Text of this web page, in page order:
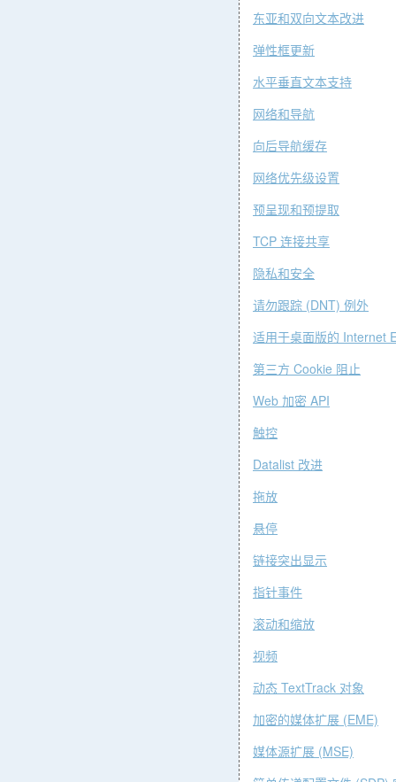
东亚和双向文本改进
弹性框更新
水平垂直文本支持
网络和导航
向后导航缓存
网络优先级设置
预呈现和预提取
TCP 连接共享
隐私和安全
请勿跟踪 (DNT) 例 外
适用于桌面版的 Internet
第三方 Cookie 阻 止
Web 加密 API
触控
Datalist 改进
拖放
悬停
链接突出显 示
指针事件
滚动和缩放
视频
动态 TextTrack 对象
加密的媒体扩展 (EME)
媒体源扩展 (MSE)